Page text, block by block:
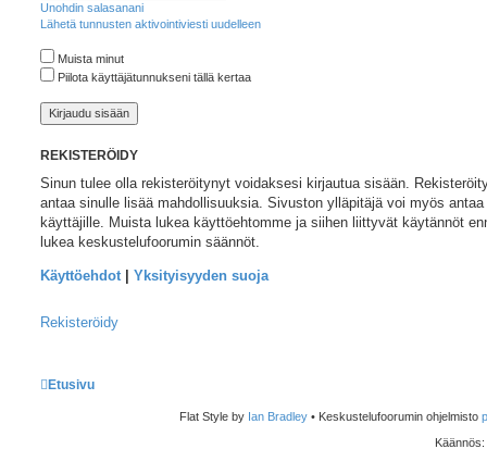
Unohdin salasanani
Lähetä tunnusten aktivointiviesti uudelleen
Muista minut
Piilota käyttäjätunnukseni tällä kertaa
REKISTERÖIDY
Sinun tulee olla rekisteröitynyt voidaksesi kirjautua sisään.
antaa sinulle lisää mahdollisuuksia. Sivuston ylläpitäjä voi myös
käyttäjille. Muista lukea käyttöehtomme ja siihen liittyvät käytännöt
lukea keskustelufoorumin säännöt.
Käyttöehdot| Yksityisyyden suoja
Rekisteröidy
Etusivu
Flat Style by Ian Bradley • Keskustelufoorumin ohjelmisto